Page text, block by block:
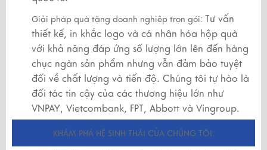
Giải pháp quà tặng doanh nghiệp trọn gói: Tư vấn
thiết kế, in khắc logo và cá nhân hóa hộp quà
với khả năng đáp ứng số lượng lớn lên đến hàng
chục ngàn sản phẩm nhưng vẫn đảm bảo tuyệt
đối về chất lượng và tiến độ. Chúng tôi tự hào là
đối tác tin cậy của các thương hiệu lớn như
VNPAY, Vietcombank, FPT, Abbott và Vingroup.
KHÁM PHÁ HỆ SINH THÁI CỦA CHÚNG TÔI: